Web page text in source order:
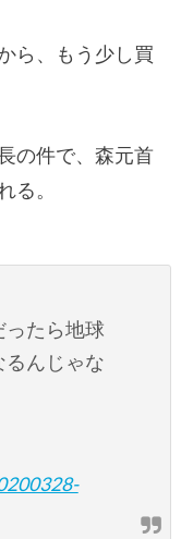
ら、もう少し買
の件で、森元首
る。
ったら地球
るんじゃな